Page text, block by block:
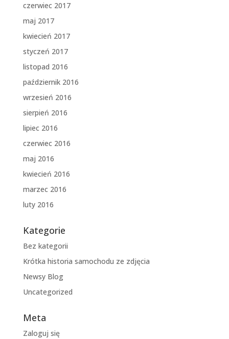
czerwiec 2017
maj 2017
kwiecień 2017
styczeń 2017
listopad 2016
październik 2016
wrzesień 2016
sierpień 2016
lipiec 2016
czerwiec 2016
maj 2016
kwiecień 2016
marzec 2016
luty 2016
Kategorie
Bez kategorii
Krótka historia samochodu ze zdjęcia
Newsy Blog
Uncategorized
Meta
Zaloguj się